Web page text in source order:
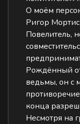
О моём
Ригор
Повелитель,
Рождённый
ведьмы, он с
конца
Несмотря на